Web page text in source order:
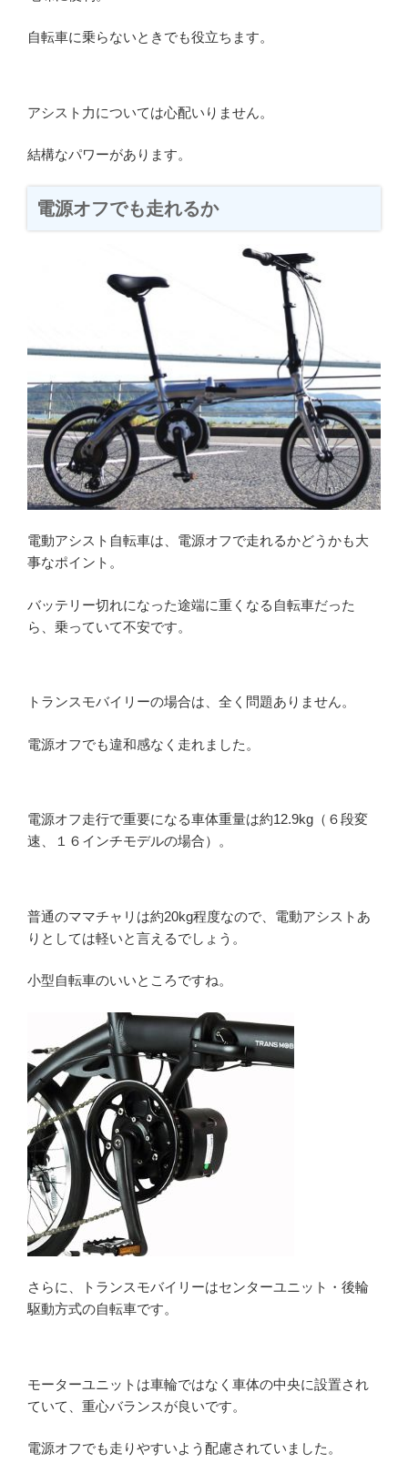
自転車に乗らないときでも役立ちます。
アシスト力については心配いりません。
結構なパワーがあります。
電源オフでも走れるか
電動アシスト自転車は、電源オフで走れるかどうかも大
事なポイント。
バッテリー切れになった途端に重くなる自転車だった
ら、乗っていて不安です。
トランスモバイリーの場合は、全く問題ありません。
電源オフでも違和感なく走れました。
電源オフ走行で重要になる車体重量は約12.9kg（６段変
速、１６インチモデルの場合）。
普通のママチャリは約20kg程度なので、電動アシストあ
りとしては軽いと言えるでしょう。
小型自転車のいいところですね。
さらに、トランスモバイリーはセンターユニット・後輪
駆動方式の自転車です。
モーターユニットは車輪ではなく車体の中央に設置され
ていて、重心バランスが良いです。
電源オフでも走りやすいよう配慮されていました。